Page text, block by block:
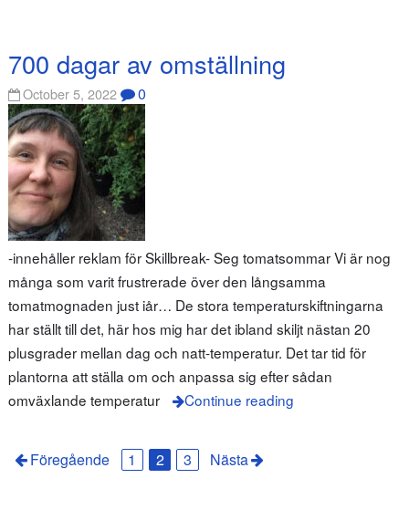
700 dagar av omställning
October 5, 2022 0
-innehåller reklam för Skillbreak- Seg tomatsommar Vi är nog
många som varit frustrerade över den långsamma
tomatmognaden just iår… De stora temperaturskiftningarna
har ställt till det, här hos mig har det ibland skiljt nästan 20
plusgrader mellan dag och natt-temperatur. Det tar tid för
plantorna att ställa om och anpassa sig efter sådan
omväxlande temperatur
Continue reading
Föregående 1 2 3 Nästa